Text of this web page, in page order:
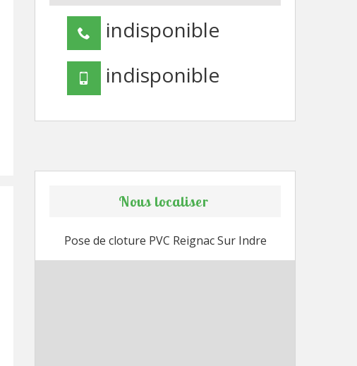
indisponible
indisponible
Nous localiser
Pose de cloture PVC Reignac Sur Indre